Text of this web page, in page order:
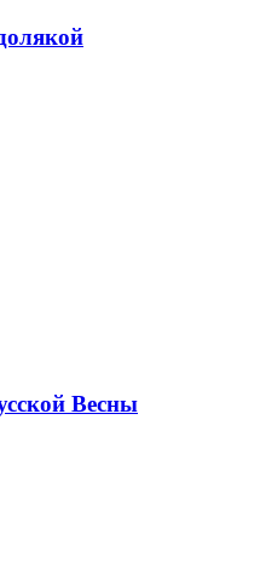
Весны